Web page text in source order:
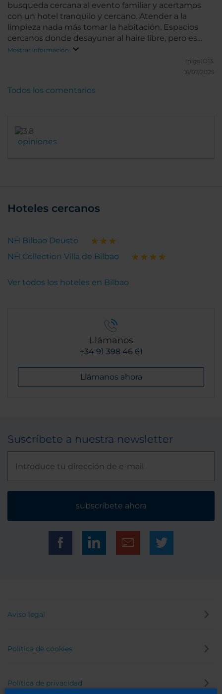
busqueda cercana al evento familiar y acertamos
con un hotel tranquilo y cercano. Atender a la
limpieza nada más tomar la habitación. Espacios
cercanos donde desayunar al haire libre, pero es
bueno el desayuno en el hotel en cuanto a calidad.
Mostrar información
InigoIO13.
16/07/2025
opiniones
Todos los comentarios
Hoteles cercanos
NH Bilbao Deusto
NH Collection Villa de Bilbao
Ver todos los hoteles en Bilbao
Llámanos
+34 91 398 46 61
Llámanos ahora
Suscríbete a nuestra newsletter
subscríbete ahora
Aviso legal
Política de cookies
Política de privacidad